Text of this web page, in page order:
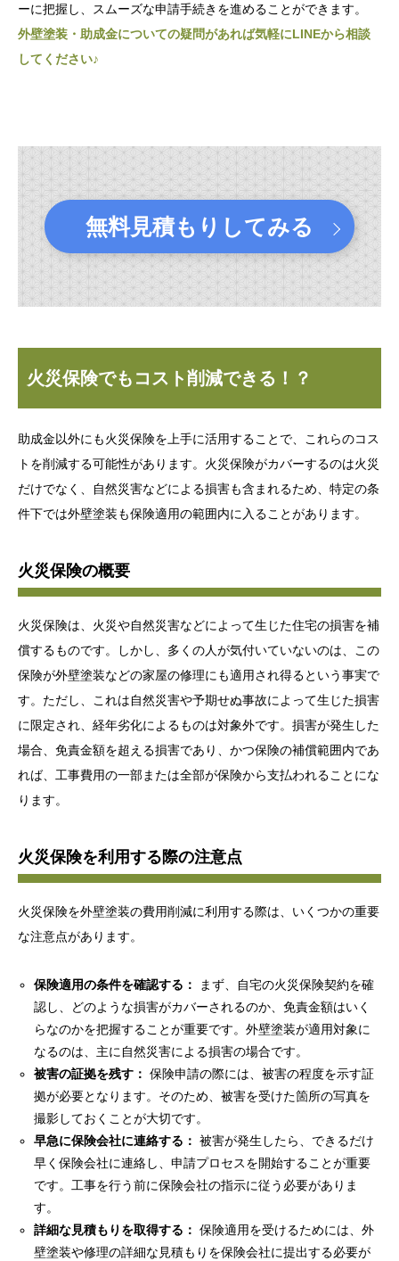
ーに把握し、スムーズな申請手続きを進めることができます。
外壁塗装・助成金についての疑問があれば気軽にLINEから相談
してください♪
無料見積もりしてみる
火災保険でもコスト削減できる！？
助成金以外にも火災保険を上手に活用することで、これらのコス
トを削減する可能性があります。火災保険がカバーするのは火災
だけでなく、自然災害などによる損害も含まれるため、特定の条
件下では外壁塗装も保険適用の範囲内に入ることがあります。
火災保険の概要
火災保険は、火災や自然災害などによって生じた住宅の損害を補
償するものです。しかし、多くの人が気付いていないのは、この
保険が外壁塗装などの家屋の修理にも適用され得るという事実で
す。ただし、これは自然災害や予期せぬ事故によって生じた損害
に限定され、経年劣化によるものは対象外です。損害が発生した
場合、免責金額を超える損害であり、かつ保険の補償範囲内であ
れば、工事費用の一部または全部が保険から支払われることにな
ります。
火災保険を利用する際の注意点
火災保険を外壁塗装の費用削減に利用する際は、いくつかの重要
な注意点があります。
保険適用の条件を確認する：
まず、自宅の火災保険契約を確
認し、どのような損害がカバーされるのか、免責金額はいく
らなのかを把握することが重要です。外壁塗装が適用対象に
なるのは、主に自然災害による損害の場合です。
被害の証拠を残す： 保険申請の際には、被害の程度を示す証
拠が必要となります。そのため、被害を受けた箇所の写真を
撮影しておくことが大切です。
早急に保険会社に連絡する： 被害が発生したら、できるだけ
早く保険会社に連絡し、申請プロセスを開始することが重要
です。工事を行う前に保険会社の指示に従う必要がありま
す。
詳細な見積もりを取得する： 保険適用を受けるためには、外
壁塗装や修理の詳細な見積もりを保険会社に提出する必要が